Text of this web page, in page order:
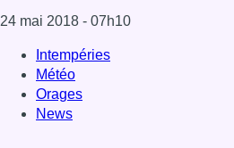
24 mai 2018 - 07h10
Intempéries
Météo
Orages
News